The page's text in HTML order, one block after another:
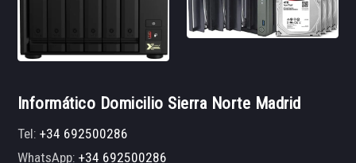
Informático Domicilio Sierra Norte Madrid
Tel:+34 692500286
WhatsApp:+34 692500286